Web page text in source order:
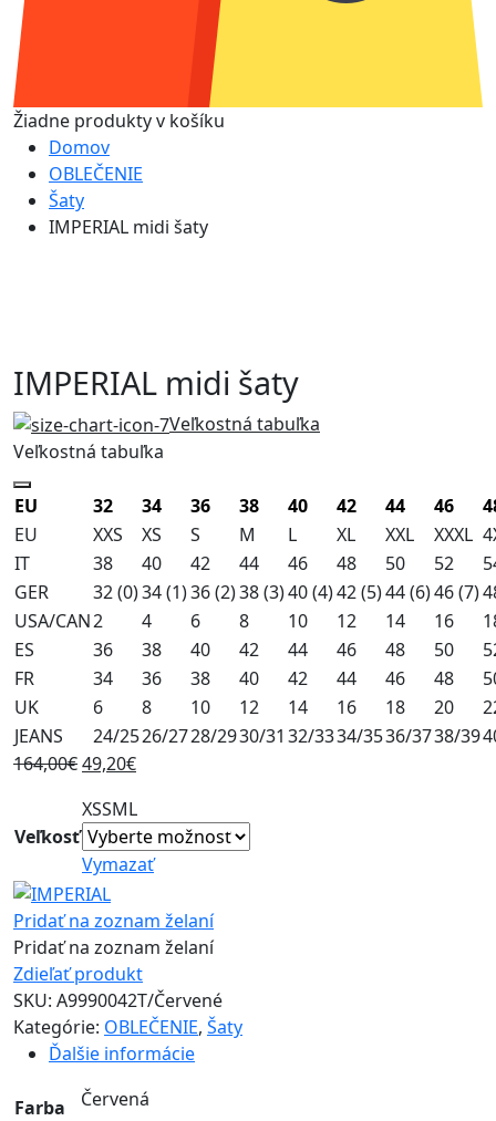
Žiadne produkty v košíku
Domov
OBLEČENIE
Šaty
IMPERIAL midi šaty
IMPERIAL midi šaty
Veľkostná tabuľka
Veľkostná tabuľka
EU 32 34 36 38 40 42 44 46
EU
XXS XS S M L XL XXL XXXL
IT
38 40 42 44 46 48 50 52
GER
32 (0)34 (1)36 (2)38 (3)40 (4)42 (5)44 (6)46 (7)
USA/CAN2 4 6 8 10 12 14 16
ES
36 38 40 42 44 46 48 50
FR
34 36 38 40 42 44 46 48
UK
6 8 10 12 14 16 18 20
JEANS
24/2526/2728/2930/31 32/3334/3536/3738/39
164,00€Original
was:
164,00€.
49,20€Current
is:
49,20€.
Veľkosť
XSSML
Vymazať
Pridať na zoznam želaní
Pridať na zoznam želaní
Zdieľať produkt
SKU: A9990042T/Červené
Kategórie: OBLEČENIE, Šaty
Ďalšie informácie
Farba Červená